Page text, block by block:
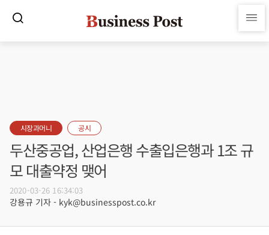
시장과머니 공시
두산중공업, 산업은행 수출입은행과 1조 규
모 대출약정 맺어
2020-03-26 16:34:03
강용규 기자 - kyk@businesspost.co.kr